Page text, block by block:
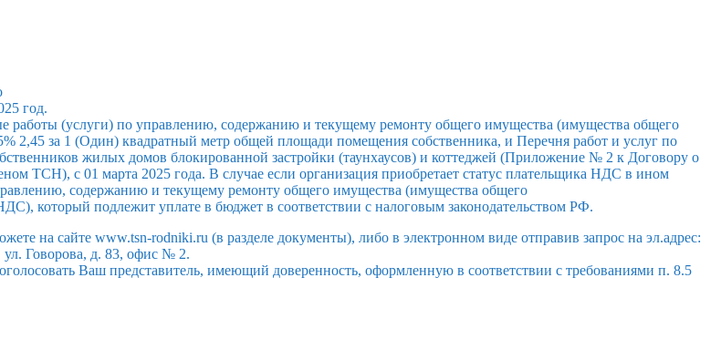
год.
работы (услуги) по управлению, содержанию и текущему ремонту общего имущества (имущества общего
2,45 за 1 (Один) квадратный метр общей площади помещения собственника, и Перечня работ и услуг по
жилых домов блокированной застройки (таунхаусов) и коттеджей (Приложение № 2 к Договору о
ТСН), с 01 марта 2025 года. В случае если организация приобретает статус плательщика НДС в ином
содержанию и текущему ремонту общего имущества (имущества общего
который подлежит уплате в бюджет в соответствии с налоговым законодательством РФ.
на сайте www.tsn-rodniki.ru (в разделе документы), либо в электронном виде отправив запрос на эл.адрес:
ул. Говорова, д. 83, офис № 2.
Ваш представитель, имеющий доверенность, оформленную в соответствии с требованиями п. 8.5